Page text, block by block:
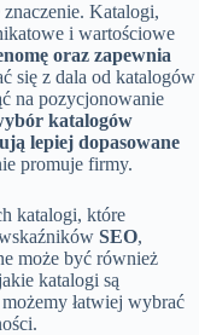
Katalogi,
i wartościowe
oraz zapewnia
się z dala od katalogów
na pozycjonowanie
katalogów
lepiej dopasowane
promuje firmy.
katalogi, które
SEO,
może być również
katalogi są
łatwiej wybrać